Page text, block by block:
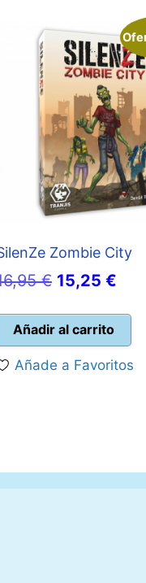
Zombie City
€ El
original
era:
16,95 €.
15,25 €
es:
Añadir al carrito
Añade a Favoritos